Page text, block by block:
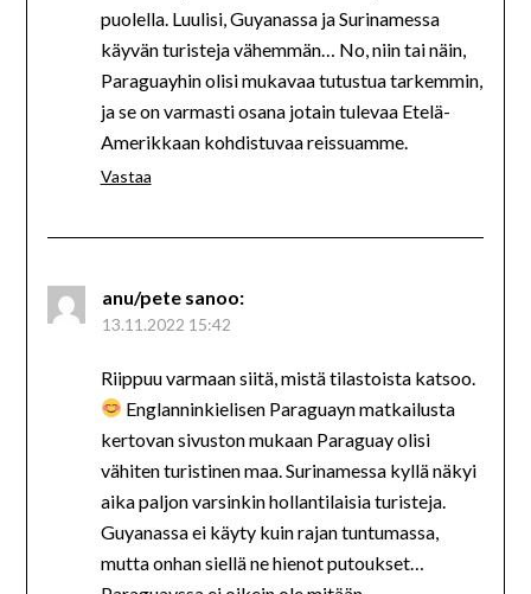
puolella. Luulisi, Guyanassa ja Surinamessa
käyvän turisteja vähemmän… No, niin tai näin,
Paraguayhin olisi mukavaa tutustua tarkemmin,
ja se on varmasti osana jotain tulevaa Etelä-
Amerikkaan kohdistuvaa reissuamme.
Vastaa
anu/pete sanoo:
13.11.2022 15:42
Riippuu varmaan siitä, mistä tilastoista katsoo.
Englanninkielisen Paraguayn matkailusta
kertovan sivuston mukaan Paraguay olisi
vähiten turistinen maa. Surinamessa kyllä näkyi
aika paljon varsinkin hollantilaisia turisteja.
Guyanassa ei käyty kuin rajan tuntumassa,
mutta onhan siellä ne hienot putoukset…